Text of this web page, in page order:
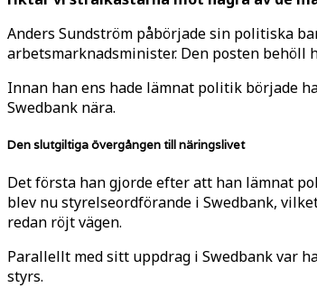
Anders Sundström påbörjade sin politiska
arbetsmarknadsminister. Den posten behöll
Innan han ens hade lämnat politik började
Swedbank nära.
Den slutgiltiga övergången till näringslivet
Det första han gjorde efter att han lämnat
blev nu styrelseordförande i Swedbank,
redan röjt vägen.
Parallellt med sitt uppdrag i Swedbank var
styrs.